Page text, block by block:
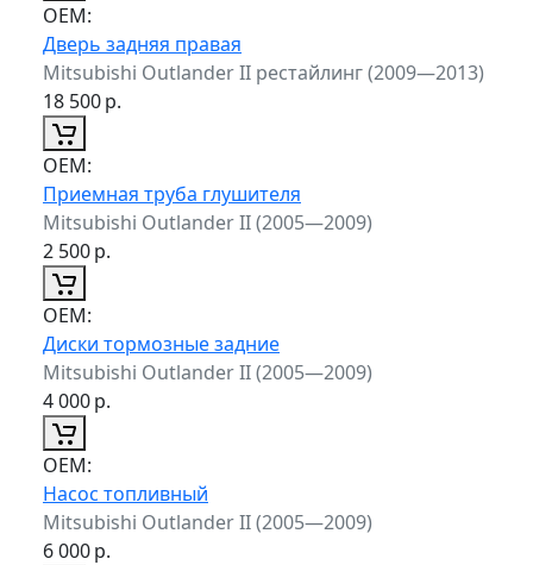
ОЕМ:
Дверь задняя правая
Mitsubishi Outlander II рестайлинг (2009—2013)
18 500р.
ОЕМ:
Приемная труба глушителя
Mitsubishi Outlander II (2005—2009)
2 500р.
ОЕМ:
Диски тормозные задние
Mitsubishi Outlander II (2005—2009)
4 000р.
ОЕМ:
Насос топливный
Mitsubishi Outlander II (2005—2009)
6 000р.